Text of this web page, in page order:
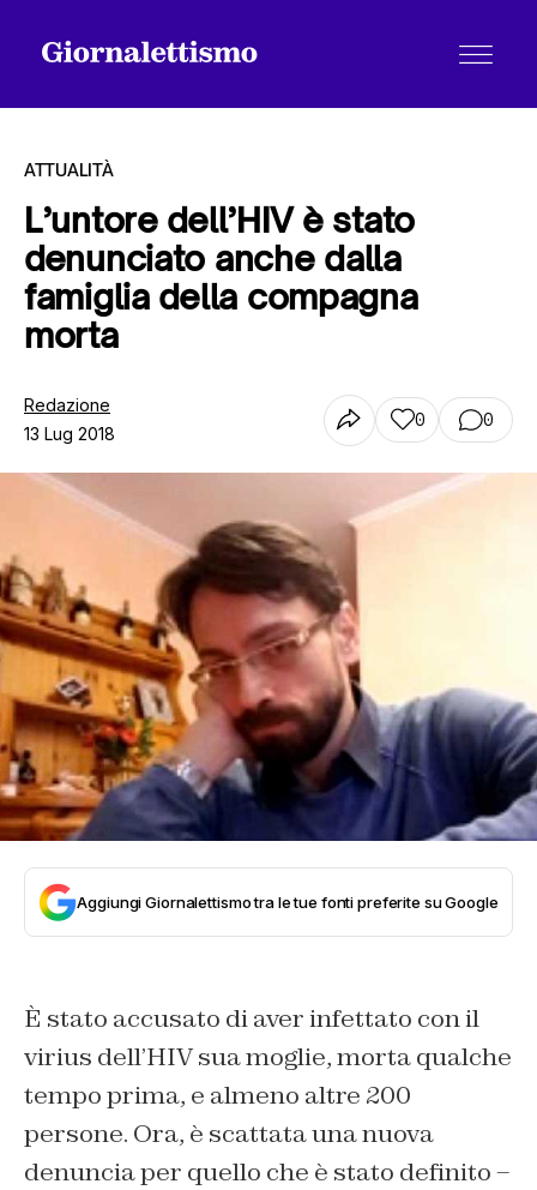
Tutti gli articoli
Contatti
ATTUALITÀ
L’untore dell’HIV è stato
denunciato anche dalla
famiglia della compagna
morta
Redazione
13 Lug 2018
0 0
Aggiungi Giornalettismo tra le tue fonti preferite su Google
È stato accusato di aver infettato con il
virius dell’HIV sua moglie, morta qualche
tempo prima, e almeno altre 200
persone. Ora, è scattata una nuova
denuncia per quello che è stato definito –